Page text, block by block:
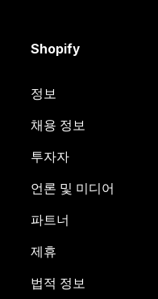
Shopify
정보
채용 정보
투자자
언론 및 미디어
파트너
제휴
법적 정보